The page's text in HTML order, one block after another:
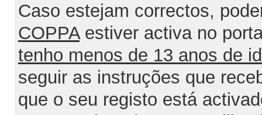
Caso estejam correctos,
COPPAestiver activa no
tenho menos de 13 anos de
seguir as instruções que
que o seu registo está